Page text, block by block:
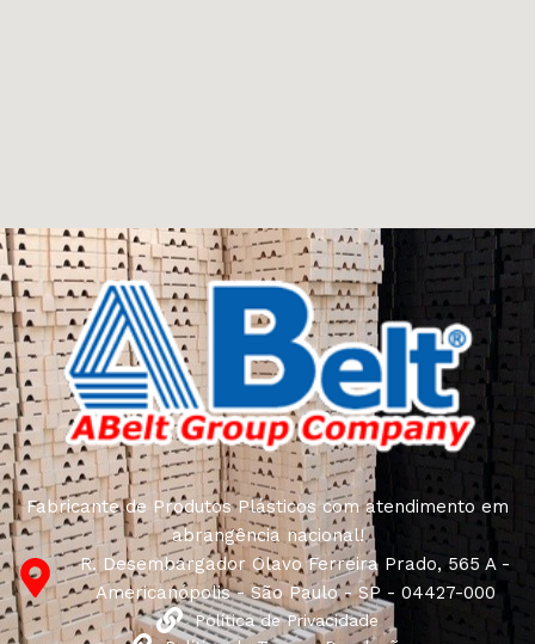
Fabricante de Produtos Plásticos com atendimento em
abrangência nacional!
R. Desembargador Olavo Ferreira Prado, 565 A -
Americanópolis - São Paulo - SP - 04427-000
Política de Privacidade